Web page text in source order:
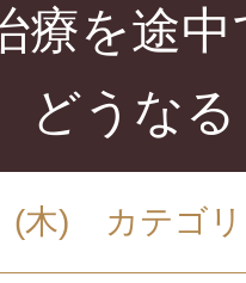
療を途
どうな
(木) カテゴ